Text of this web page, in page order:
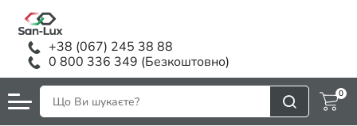
+38 (067) 245 38 88
0 800 336 349 (Безкоштовно)
0